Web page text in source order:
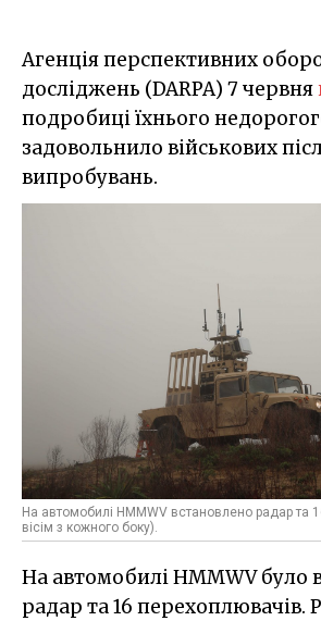
Агенція перспективних
досліджень (DARPA) 7 червня
подробиці їхнього
задовольнило військових
випробувань.
На автомобилі HMMWV встановлено радар та
вісім з кожного боку).
На автомобилі HMMWV було
радар та 16 перехоплювачів.